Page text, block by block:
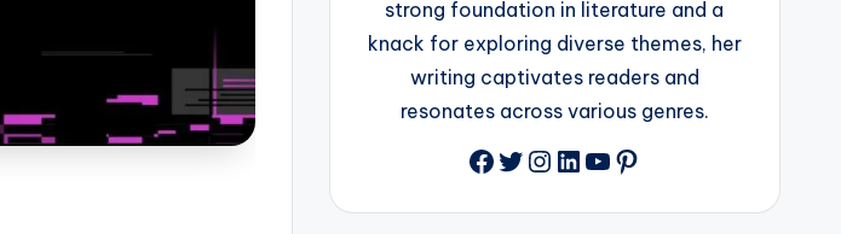
strong foundation in literature and a
knack for exploring diverse themes, her
writing captivates readers and
resonates across various genres.
Facebook
Twitter
Instagram
LinkedIn
YouTube
Pinterest